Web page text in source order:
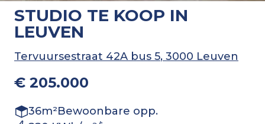
STUDIO TE KOOP IN
LEUVEN
Tervuursestraat 42A bus 5, 3000 Leuven
€ 205.000
36m²Bewoonbare opp.